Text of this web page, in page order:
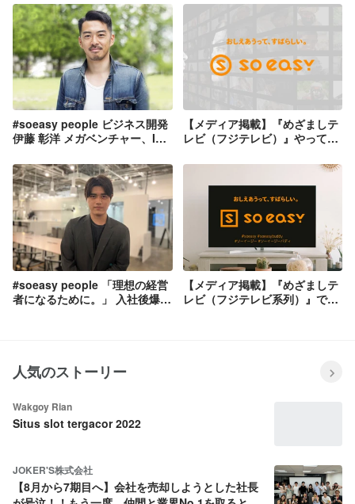
#soeasy people ビジネス開発
伊藤 彰洋 メガベンチャー、IPO
ベンチャーを選んだ理由
【メディア掲載】『めざましテ
レビ（フジテレビ）』やってセ
れました！
#soeasy people 「理想の経営
者になるために。」 入社後爆速
【メディア掲載】『めざましテ
レビ（フジテレビ系列）』で
人気のストーリー
Wakgoy Rian
Situs slot tergacor 2022
JOKER'S株式会社
【8月から7期目へ】会社を売却しようとした社長